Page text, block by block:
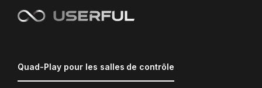
Quad-Play pour les salles de contrôle